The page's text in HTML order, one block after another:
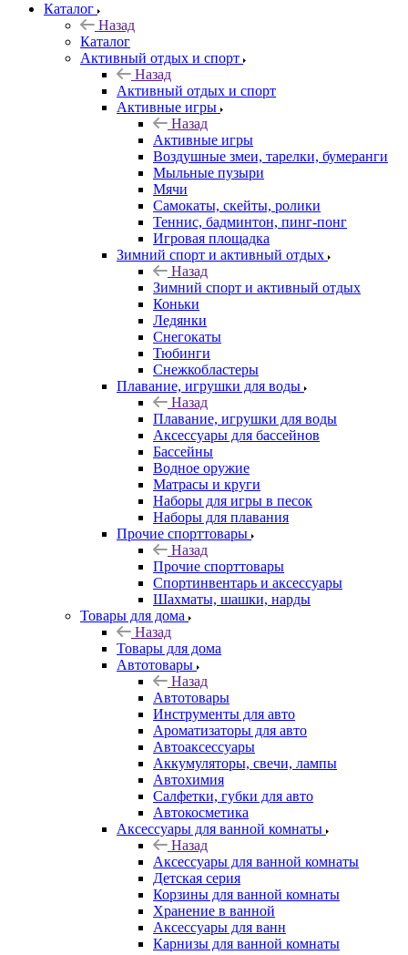
Каталог
Назад
Каталог
Активный отдых и спорт
Назад
Активный отдых и спорт
Активные игры
Назад
Активные игры
Воздушные змеи, тарелки, бумеранги
Мыльные пузыри
Мячи
Самокаты, скейты, ролики
Теннис, бадминтон, пинг-понг
Игровая площадка
Зимний спорт и активный отдых
Назад
Зимний спорт и активный отдых
Коньки
Ледянки
Снегокаты
Тюбинги
Снежкобластеры
Плавание, игрушки для воды
Назад
Плавание, игрушки для воды
Аксессуары для бассейнов
Бассейны
Водное оружие
Матрасы и круги
Наборы для игры в песок
Наборы для плавания
Прочие спорттовары
Назад
Прочие спорттовары
Спортинвентарь и аксессуары
Шахматы, шашки, нарды
Товары для дома
Назад
Товары для дома
Автотовары
Назад
Автотовары
Инструменты для авто
Ароматизаторы для авто
Автоаксессуары
Аккумуляторы, свечи, лампы
Автохимия
Салфетки, губки для авто
Автокосметика
Аксессуары для ванной комнаты
Назад
Аксессуары для ванной комнаты
Детская серия
Корзины для ванной комнаты
Хранение в ванной
Аксессуары для ванн
Карнизы для ванной комнаты